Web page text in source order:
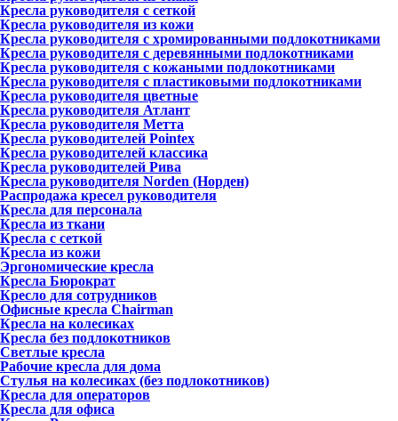
Кресла руководителя с сеткой
Кресла руководителя из кожи
Кресла руководителя с хромированными подлокотниками
Кресла руководителя с деревянными подлокотниками
Кресла руководителя с кожаными подлокотниками
Кресла руководителя с пластиковыми подлокотниками
Кресла руководителя цветные
Кресла руководителя Атлант
Кресла рyководителя Метта
Кресла руководителей Pointex
Кресла руководителей классика
Кресла руководителей Рива
Кресла руководителя Norden (Норден)
Распродажа кресел руководителя
Кресла для персонала
Кресла из ткани
Кресла с сеткой
Кресла из кожи
Эргономические кресла
Кресла Бюрократ
Кресло для сотрудников
Офисные кресла Chairman
Кресла на колесиках
Кресла без подлокотников
Светлые кресла
Рабочие кресла для дома
Стулья на колесиках (без подлокотников)
Кресла для операторов
Кресла для офиса